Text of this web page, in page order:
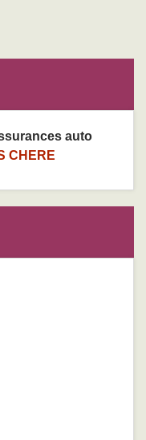
auto
CHERE